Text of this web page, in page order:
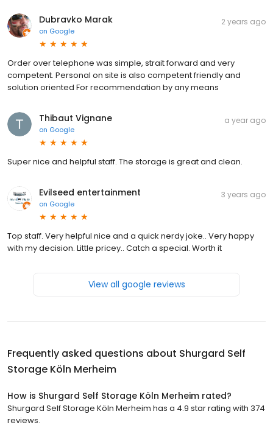
Dubravko Marak
on Google
2 years ago
Order over telephone was simple, strait forward and very
competent. Personal on site is also competent friendly and
solution oriented For recommendation by any means
Thibaut Vignane
on Google
a year ago
Super nice and helpful staff. The storage is great and clean.
Evilseed entertainment
on Google
3 years ago
Top staff. Very helpful nice and a quick nerdy joke.. Very happy
with my decision. Little pricey.. Catch a special. Worth it
View all google reviews
Frequently asked questions about Shurgard Self
Storage Köln Merheim
How is Shurgard Self Storage Köln Merheim rated?
Shurgard Self Storage Köln Merheim has a 4.9 star rating with 374
reviews.